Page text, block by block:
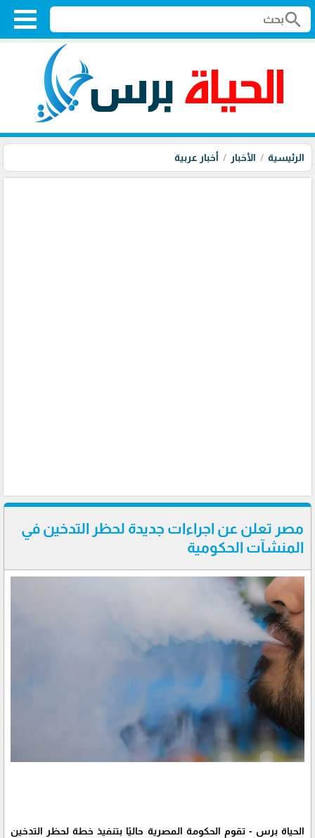
search
الرئيسية الأخبار أخبار عربية
مصر تعلن عن اجراءات جديدة لحظر التدخين في
المنشآت الحكومية
الحياة برس - تقوم الحكومة المصرية حاليًا بتنفيذ خطة لحظر التدخين